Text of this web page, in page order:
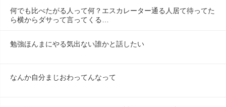
何でも比べたがる人って何？エスカレーター通る人居て待ってた
ら横からダサって言ってくる…
勉強ほんまにやる気出ない誰かと話したい
なんか自分まじおわってんなって